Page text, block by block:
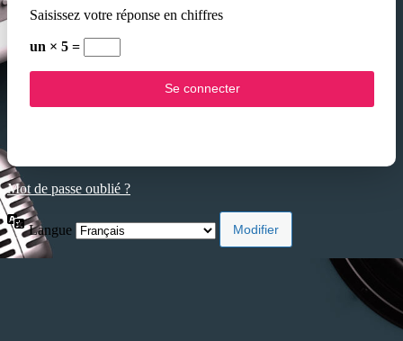
Saisissez votre réponse en chiffres
un × 5 =
Mot de passe oublié ?
Langue